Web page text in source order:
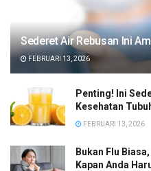
Sederet Air Rebusan Ini
FEBRUARI 13, 2026
Penting! Ini
Kesehatan
FEBRUARI 13, 2026
Bukan Flu
Kapan Anda